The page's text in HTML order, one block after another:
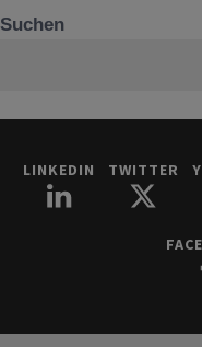
Suchen
LINKEDIN TWITTER